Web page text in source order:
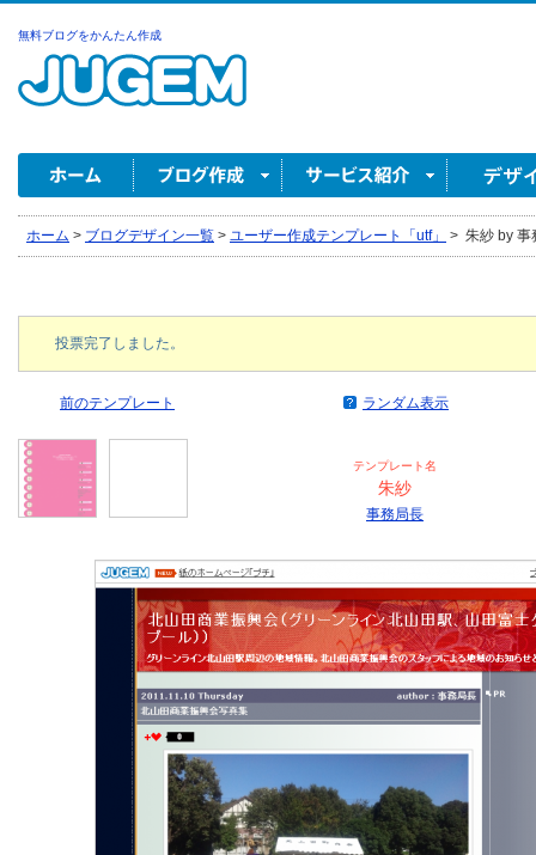
無料ブログをかんたん作成
ホーム > ブログデザイン一覧 > ユーザー作成テンプレート「utf」 > 朱紗 by 事
投票完了しました。
前のテンプレート ランダム表示
テンプレート名
朱紗
事務局長